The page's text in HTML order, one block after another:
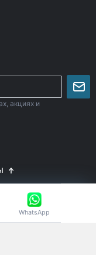
акциях и
WhatsApp